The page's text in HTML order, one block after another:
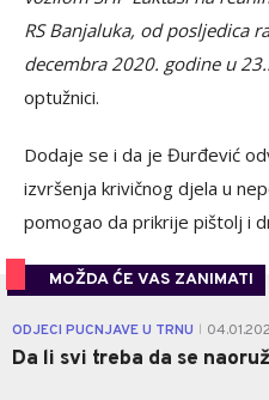
RS Banjaluka, od posljedica
decembra 2020. godine u
optužnici.
Dodaje se i da je Đurđević
izvršenja krivičnog djela u
pomogao da prikrije pištolj i
MOŽDA ĆE VAS ZANIMATI
ODJECI PUCNJAVE U TRNU
Da li svi treba da se